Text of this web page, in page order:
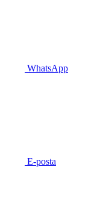
WhatsApp
E-posta